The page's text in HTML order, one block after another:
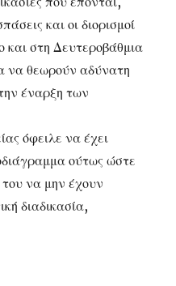
και οι διορισμοί
και στη Δευτεροβάθμια
να θεωρούν αδύνατη
έναρξη των
όφειλε να έχει
ούτως ώστε
του να μην έχουν
διαδικασία,